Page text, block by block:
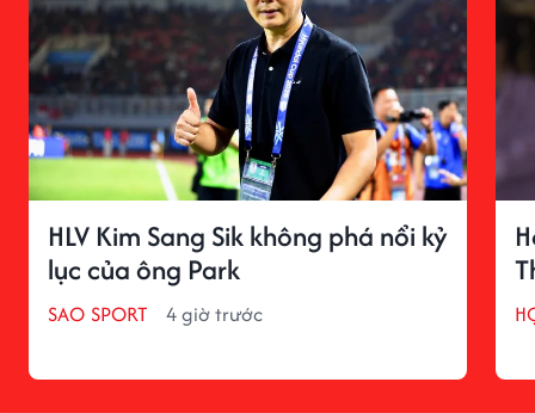
HLV Kim Sang Sik không phá nổi kỷ
lục của ông Park
SAO SPORT 4 giờ trước